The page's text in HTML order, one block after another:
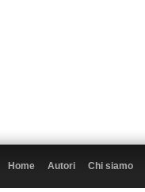
Home Autori Chi siamo